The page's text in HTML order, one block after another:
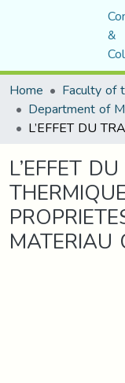
&
Home
Faculty of
L’EFFET
MATERIAU